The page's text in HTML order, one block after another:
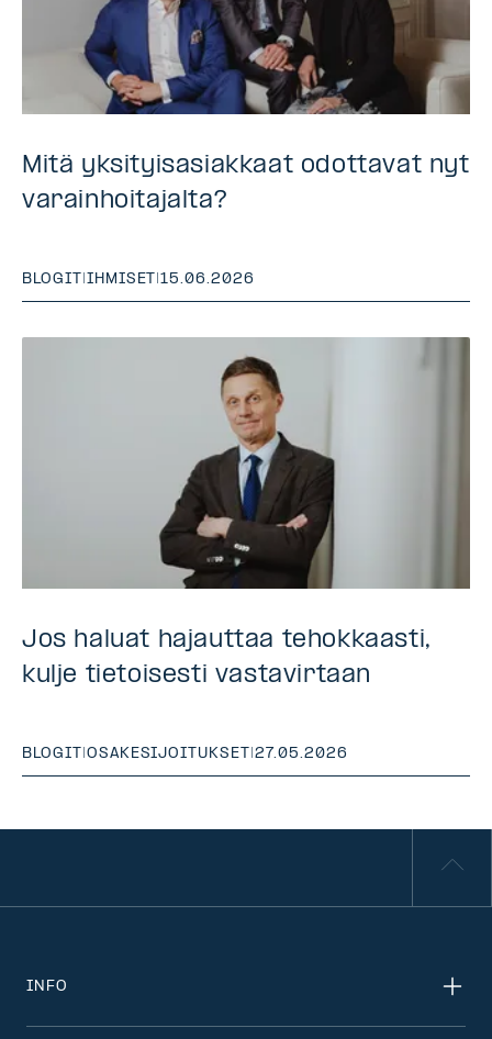
Mitä yksityisasiakkaat odottavat nyt
varainhoitajalta?
BLOGIT IHMISET |15.06.2026
Jos haluat hajauttaa tehokkaasti,
kulje tietoisesti vastavirtaan
BLOGIT |OSAKESIJOITUKSET |27.05.2026
INFO